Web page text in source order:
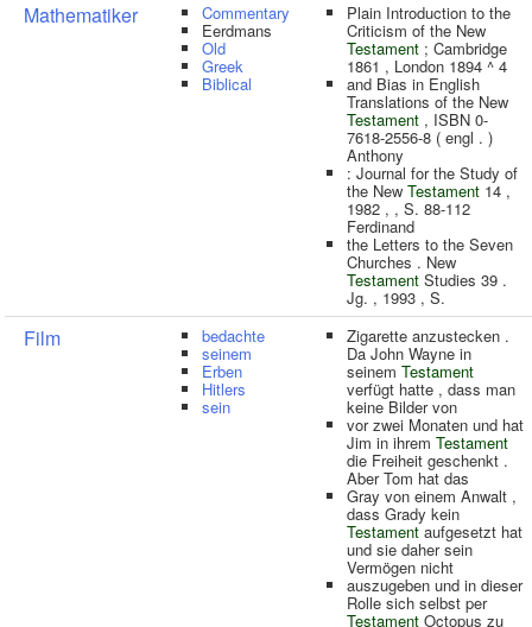
Mathematiker Commentary
Eerdmans
Old
Greek
Biblical
Plain Introduction to the
Criticism of the New
Testament ; Cambridge
1861 , London 1894 ^ 4
and Bias in English
Translations of the New
Testament , ISBN 0-
7618-2556-8 ( engl . )
Anthony
: Journal for the Study of
the New Testament 14 ,
1982 , , S. 88-112
Ferdinand
the Letters to the Seven
Churches . New
Testament Studies 39 .
Jg. , 1993 , S.
Film bedachte
seinem
Erben
Hitlers
sein
Zigarette anzustecken .
Da John Wayne in
seinem Testament
verfügt hatte , dass man
keine Bilder von
vor zwei Monaten und hat
Jim in ihrem Testament
die Freiheit geschenkt .
Aber Tom hat das
Gray von einem Anwalt ,
dass Grady kein
Testamentaufgesetzt hat
und sie daher sein
Vermögen nicht
auszugeben und in dieser
Rolle sich selbst per
Testament Octopus zu